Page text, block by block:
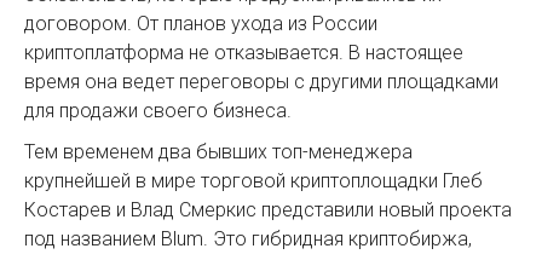
договором. От планов ухода из России
криптоплатформа не отказывается. В настоящее
время она ведет переговоры с другими площадками
для продажи своего бизнеса.
Тем временем два бывших топ-менеджера
крупнейшей в мире торговой криптоплощадки Глеб
Костарев и Влад Смеркис представили новый проекта
под названием Blum. Это гибридная криптобиржа,